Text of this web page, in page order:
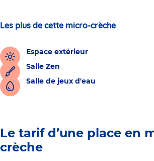
Les plus de cette micro-crèche
Espace extérieur
Salle Zen
Salle de jeux d'eau
Le tarif d’une place en
crèche